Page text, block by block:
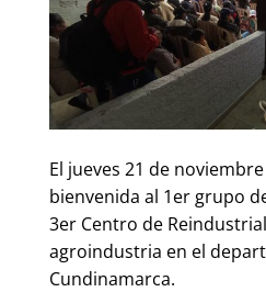
El jueves 21 de
bienvenida al 1er grupo
3er Centro de
agroindustria en el
Cundinamarca.